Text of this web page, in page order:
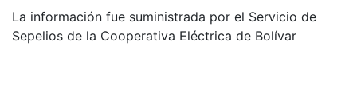
La información fue suministrada por el Servicio de
Sepelios de la Cooperativa Eléctrica de Bolívar